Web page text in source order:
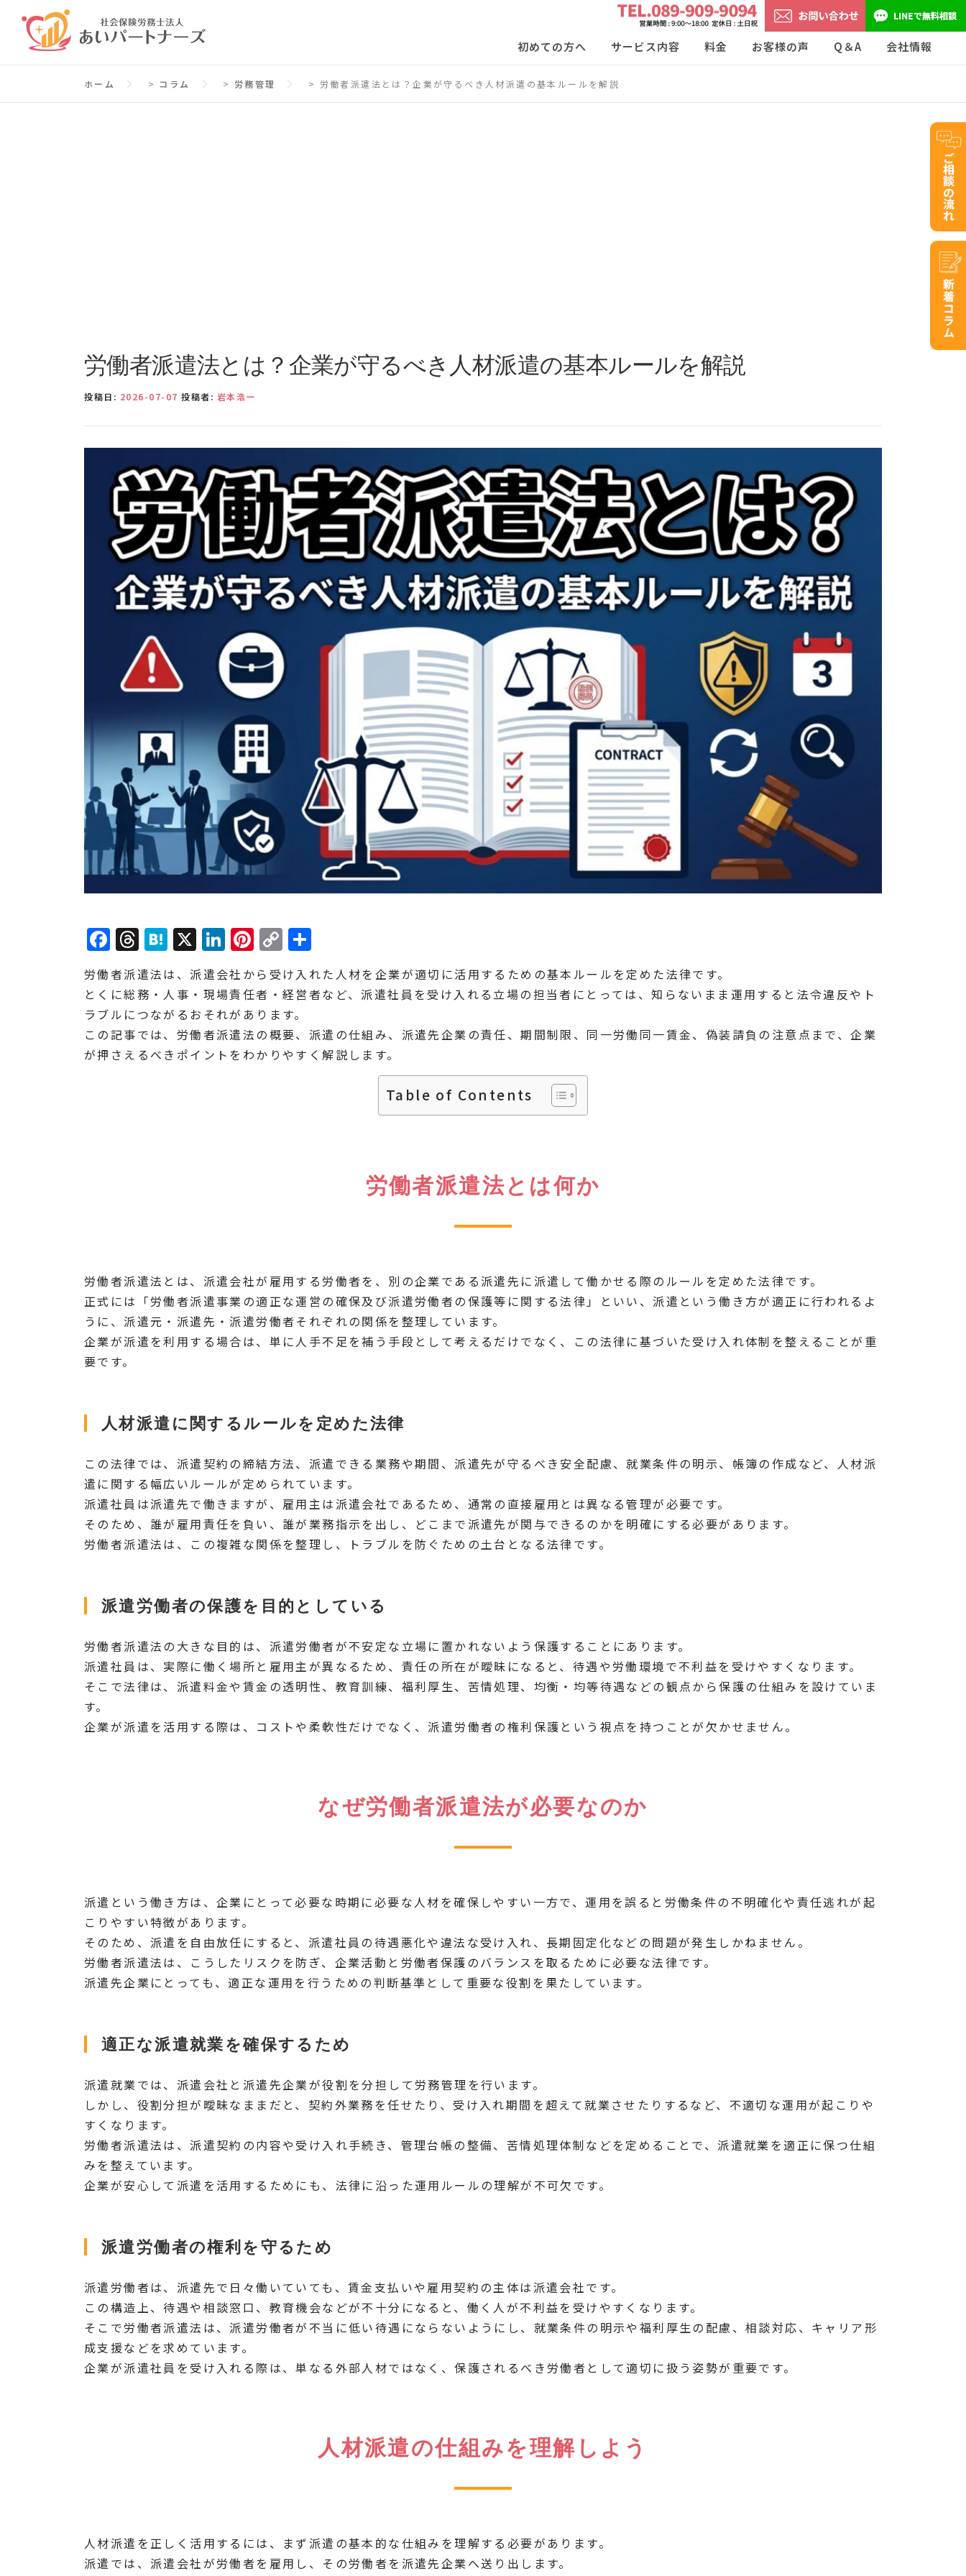
初めての方へ サービス内容 料金 お客様の声 Q＆A 会社情報
ホーム > コラム > 労務管理 > 労働者派遣法とは？企業が守るべき人材派遣の基本ルールを解説
労働者派遣法とは？企業が守るべき人材派遣の基本ルールを解説
投稿日: 2026-07-07 投稿者: 岩本浩一
Facebook
Threads
Hatena
X LinkedIn
Pinterest
Copy
Link
有
労働者派遣法は、派遣会社から受け入れた人材を企業が適切に活用するための基本ルールを定めた法律です。
とくに総務・人事・現場責任者・経営者など、派遣社員を受け入れる立場の担当者にとっては、知らないまま運用すると法令違反やト
ラブルにつながるおそれがあります。
この記事では、労働者派遣法の概要、派遣の仕組み、派遣先企業の責任、期間制限、同一労働同一賃金、偽装請負の注意点まで、企業
が押さえるべきポイントをわかりやすく解説します。
Table of Contents
労働者派遣法とは何か
労働者派遣法とは、派遣会社が雇用する労働者を、別の企業である派遣先に派遣して働かせる際のルールを定めた法律です。
正式には「労働者派遣事業の適正な運営の確保及び派遣労働者の保護等に関する法律」といい、派遣という働き方が適正に行われるよ
うに、派遣元・派遣先・派遣労働者それぞれの関係を整理しています。
企業が派遣を利用する場合は、単に人手不足を補う手段として考えるだけでなく、この法律に基づいた受け入れ体制を整えることが重
要です。
人材派遣に関するルールを定めた法律
この法律では、派遣契約の締結方法、派遣できる業務や期間、派遣先が守るべき安全配慮、就業条件の明示、帳簿の作成など、人材派
遣に関する幅広いルールが定められています。
派遣社員は派遣先で働きますが、雇用主は派遣会社であるため、通常の直接雇用とは異なる管理が必要です。
そのため、誰が雇用責任を負い、誰が業務指示を出し、どこまで派遣先が関与できるのかを明確にする必要があります。
労働者派遣法は、この複雑な関係を整理し、トラブルを防ぐための土台となる法律です。
派遣労働者の保護を目的としている
労働者派遣法の大きな目的は、派遣労働者が不安定な立場に置かれないよう保護することにあります。
派遣社員は、実際に働く場所と雇用主が異なるため、責任の所在が曖昧になると、待遇や労働環境で不利益を受けやすくなります。
そこで法律は、派遣料金や賃金の透明性、教育訓練、福利厚生、苦情処理、均衡・均等待遇などの観点から保護の仕組みを設けていま
す。
企業が派遣を活用する際は、コストや柔軟性だけでなく、派遣労働者の権利保護という視点を持つことが欠かせません。
なぜ労働者派遣法が必要なのか
派遣という働き方は、企業にとって必要な時期に必要な人材を確保しやすい一方で、運用を誤ると労働条件の不明確化や責任逃れが起
こりやすい特徴があります。
そのため、派遣を自由放任にすると、派遣社員の待遇悪化や違法な受け入れ、長期固定化などの問題が発生しかねません。
労働者派遣法は、こうしたリスクを防ぎ、企業活動と労働者保護のバランスを取るために必要な法律です。
派遣先企業にとっても、適正な運用を行うための判断基準として重要な役割を果たしています。
適正な派遣就業を確保するため
派遣就業では、派遣会社と派遣先企業が役割を分担して労務管理を行います。
しかし、役割分担が曖昧なままだと、契約外業務を任せたり、受け入れ期間を超えて就業させたりするなど、不適切な運用が起こりや
すくなります。
労働者派遣法は、派遣契約の内容や受け入れ手続き、管理台帳の整備、苦情処理体制などを定めることで、派遣就業を適正に保つ仕組
みを整えています。
企業が安心して派遣を活用するためにも、法律に沿った運用ルールの理解が不可欠です。
派遣労働者の権利を守るため
派遣労働者は、派遣先で日々働いていても、賃金支払いや雇用契約の主体は派遣会社です。
この構造上、待遇や相談窓口、教育機会などが不十分になると、働く人が不利益を受けやすくなります。
そこで労働者派遣法は、派遣労働者が不当に低い待遇にならないようにし、就業条件の明示や福利厚生の配慮、相談対応、キャリア形
成支援などを求めています。
企業が派遣社員を受け入れる際は、単なる外部人材ではなく、保護されるべき労働者として適切に扱う姿勢が重要です。
人材派遣の仕組みを理解しよう
人材派遣を正しく活用するには、まず派遣の基本的な仕組みを理解する必要があります。
派遣では、派遣会社が労働者を雇用し、その労働者を派遣先企業へ送り出します。